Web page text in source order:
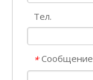
Тел.
* Сообщение